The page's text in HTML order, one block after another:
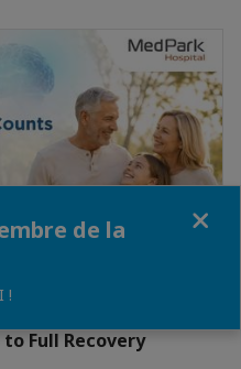
Full Recovery
de la
!